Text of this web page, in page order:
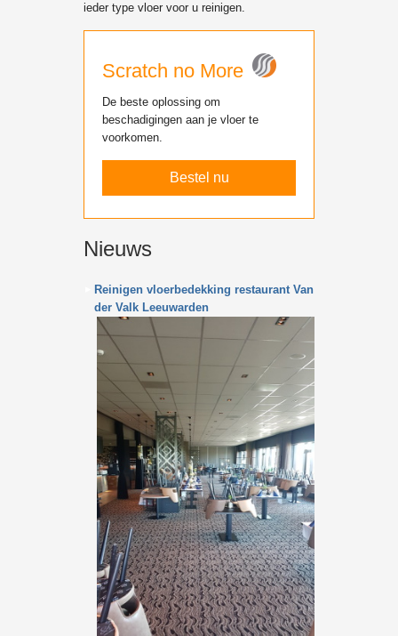
ieder type vloer voor u reinigen.
Scratch no More
De beste oplossing om
beschadigingen aan je vloer te
voorkomen.
Bestel nu
Nieuws
Reinigen vloerbedekking restaurant Van
der Valk Leeuwarden